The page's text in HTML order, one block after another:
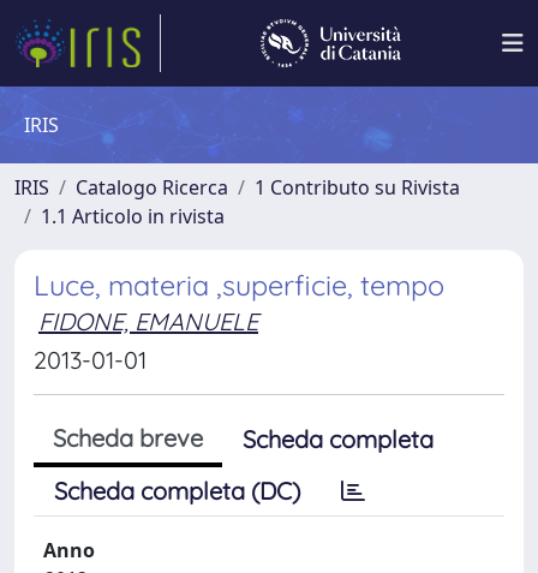
IRIS
IRIS Catalogo Ricerca
1 Contributo su Rivista
1.1 Articolo in rivista
Luce, materia ,superficie, tempo
FIDONE, EMANUELE
2013-01-01
Scheda breve
Scheda completa
Scheda completa (DC)
Anno